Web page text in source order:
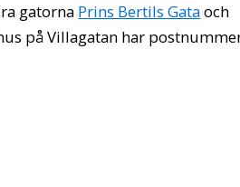
gatorna Prins Bertils Gataoch
på Villagatan har